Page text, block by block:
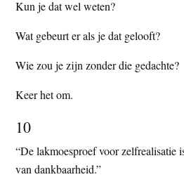
Kun je dat wel weten?
Wat gebeurt er als je dat gelooft?
Wie zou je zijn zonder die gedachte?
Keer het om.
10
“De lakmoesproef voor zelfrealisatie
van dankbaarheid.”